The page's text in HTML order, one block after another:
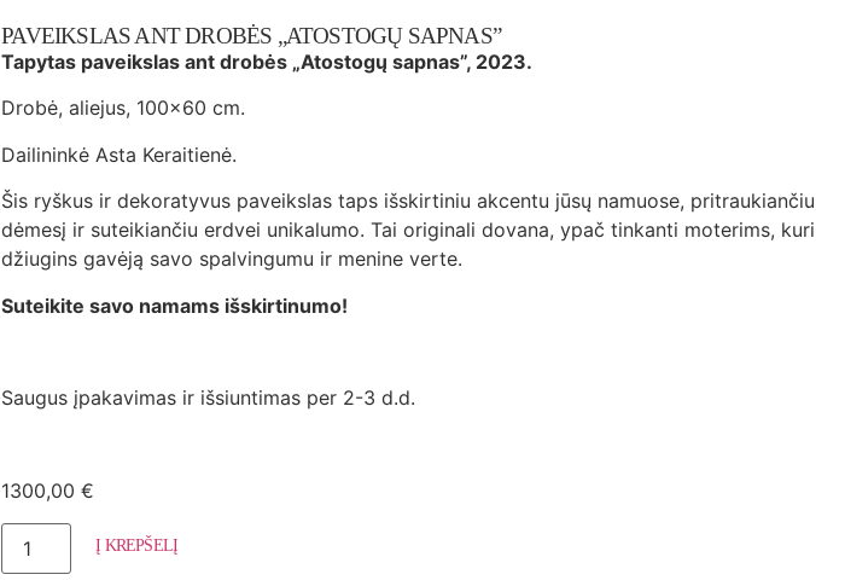
PAVEIKSLAS ANT DROBĖS „ATOSTOGŲ SAPNAS”
Tapytas paveikslas ant drobės „Atostogų sapnas”, 2023.
Drobė, aliejus, 100×60 cm.
Dailininkė Asta Keraitienė.
Šis ryškus ir dekoratyvus paveikslas taps išskirtiniu akcentu jūsų namuose, pritraukiančiu
dėmesį ir suteikiančiu erdvei unikalumo. Tai originali dovana, ypač tinkanti moterims, kuri
džiugins gavėją savo spalvingumu ir menine verte.
Suteikite savo namams išskirtinumo!
Saugus įpakavimas ir išsiuntimas per 2-3 d.d.
1300,00€
Į KREPŠELĮ